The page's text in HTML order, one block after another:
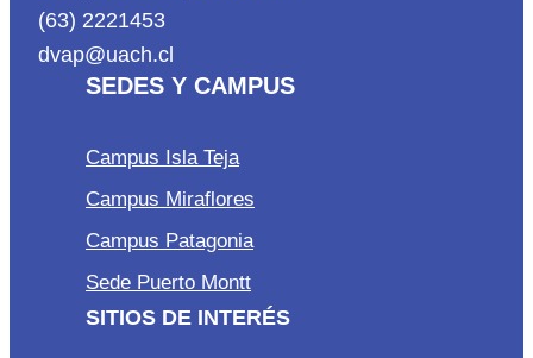
(63) 2221453
dvap@uach.cl
SEDES Y CAMPUS
Campus Isla Teja
Campus Miraflores
Campus Patagonia
Sede Puerto Montt
SITIOS DE INTERÉS